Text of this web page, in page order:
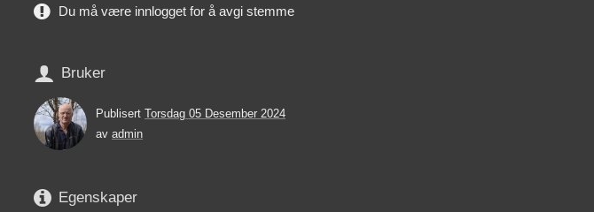
Du må være innlogget for å avgi stemme
 Bruker
Publisert Torsdag 05 Desember 2024
av admin
 Egenskaper